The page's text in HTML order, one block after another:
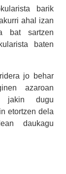
barik
ahal izan
bat sartzen
baten
jo behar
azaroan
jakin dugu
etortzen dela
daukagu